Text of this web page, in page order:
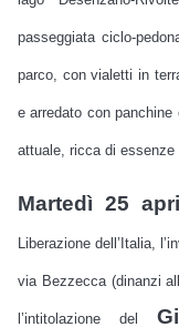
passeggiata ciclo-
parco, con vialetti in
e arredato con
attuale, ricca di essenze
Martedì 25
Liberazione dell’Italia,
via Bezzecca (dinanzi
l’intitolazione del